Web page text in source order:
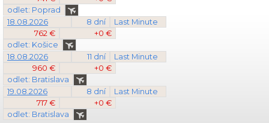
odlet: Poprad
18.08.2026
8 dní
Last Minute
762 €
+0 €
odlet: Košice
18.08.2026
11 dní
Last Minute
960 €
+0 €
odlet: Bratislava
19.08.2026
8 dní
Last Minute
717 €
+0 €
odlet: Bratislava